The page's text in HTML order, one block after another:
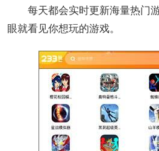
每天都会实时更新海量热门游
眼就看见你想玩的游戏。